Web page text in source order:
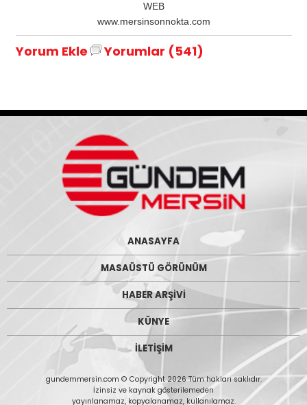
WEB
www.mersinsonnokta.com
Yorum Ekle Yorumlar (541)
ANASAYFA
MASAÜSTÜ GÖRÜNÜM
HABER ARŞİVİ
KÜNYE
İLETİŞİM
gundemmersin.com © Copyright 2026 Tüm hakları saklıdır.
İzinsiz ve kaynak gösterilemeden
yayınlanamaz, kopyalanamaz, kullanılamaz.